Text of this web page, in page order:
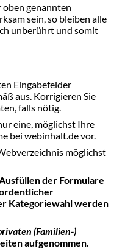
oben genannten
sein, so bleiben alle
unberührt und somit
Eingabefelder
aus. Korrigieren Sie
falls nötig.
eine, möglichst Ihre
bei webinhalt.de vor.
möglichst
der Formulare
Kategoriewahl werden
(Familien-)
aufgenommen.